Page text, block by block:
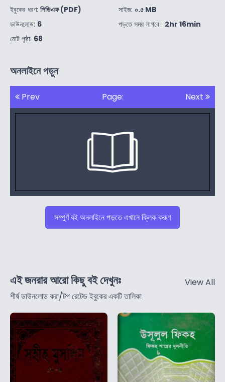
ইবুকের ধরণ: পিডিএফ (PDF)
ডাউনলোড: 6
মোট পৃষ্ঠা: 68
সাইজ: ০.৫ MB
পড়তে সময় লাগবে : 2hr 16min
অনলাইনে পড়ুন
Prev Page: Next
সম্পুর্ণ বই অনলাইনে পড়তে এখানে ক্লিক করুণ
এই জনরার আরো কিছু বই দেখুনঃ
শীর্ষ ডাউনলোড করা/টপ রেটেড ইবুকের একটি তালিকা
View All